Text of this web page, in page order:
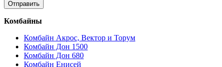
Комбайны
Комбайн Акрос, Вектор и Торум
Комбайн Дон 1500
Комбайн Дон 680
Комбайн Енисей